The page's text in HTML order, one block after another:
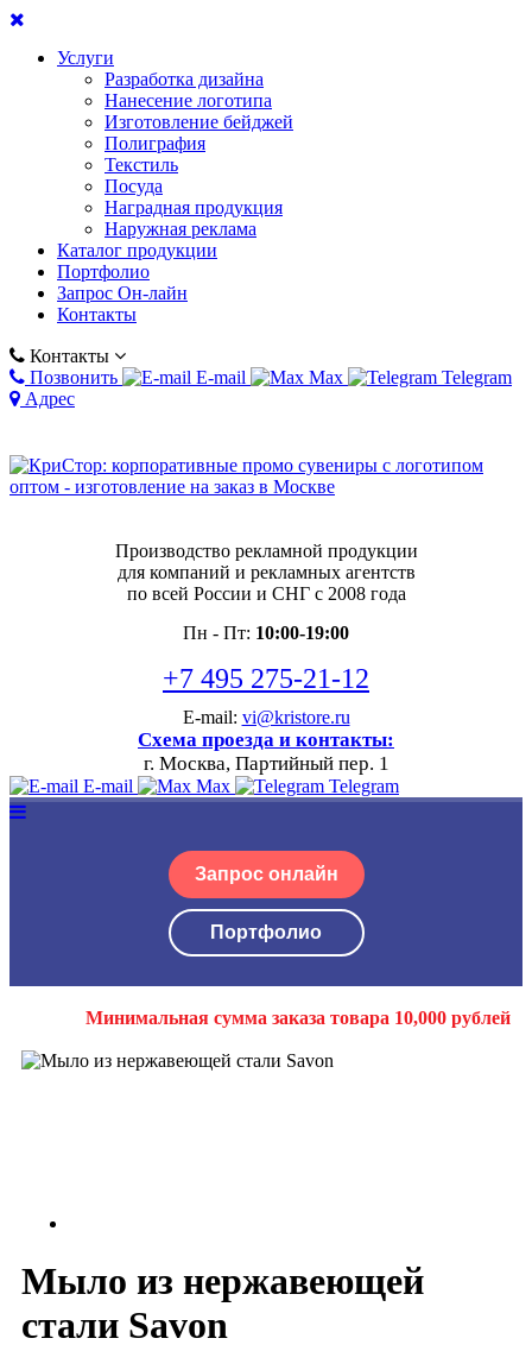
Услуги
Разработка дизайна
Нанесение логотипа
Изготовление бейджей
Полиграфия
Текстиль
Посуда
Наградная продукция
Наружная реклама
Каталог продукции
Портфолио
Запрос Он-лайн
Контакты
Контакты
Позвонить
E-mail Max
Telegram
Адрес
Производство рекламной продукции
для компаний и рекламных агентств
по всей России и СНГ с 2008 года
Пн - Пт: 10:00-19:00
+7 495 275-21-12
E-mail: vi@kristore.ru
Схема проезда и контакты:
г. Москва, Партийный пер. 1
E-mail Max Telegram
Запрос онлайн
Портфолио
Минимальная сумма заказа товара 10,000 рублей
Мыло из нержавеющей
стали Savon